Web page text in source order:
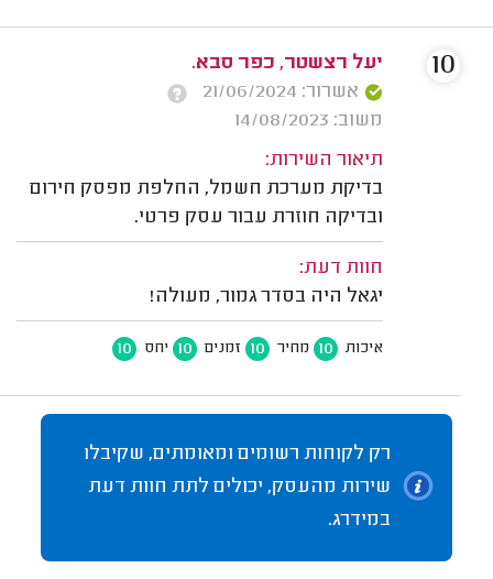
יעל רצשטר, כפר סבא.
אשרור: 21/06/2024
משוב: 14/08/2023
תיאור השירות:
בדיקת מערכת חשמל, החלפת מפסק חירום
ובדיקה חוזרת עבור עסק פרטי.
חוות דעת:
יגאל היה בסדר גמור, מעולה!
איכות 10 מחיר 10 זמנים 10 יחס 10
10
רק לקוחות רשומים ומאומתים, שקיבלו
שירות מהעסק, יכולים לתת חוות דעת
במידרג.